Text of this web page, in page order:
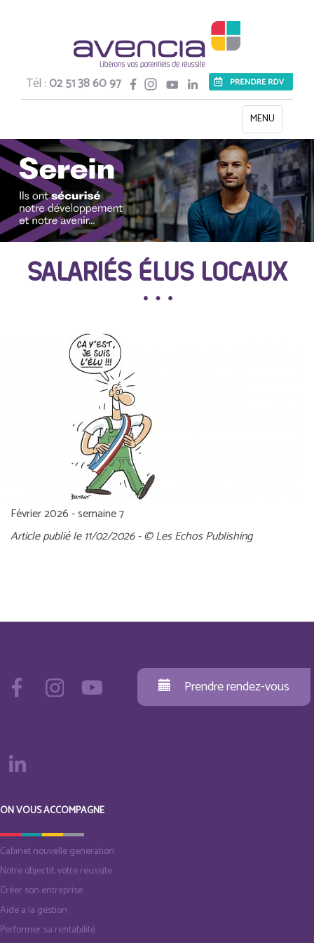
Tél :02 51 38 60 97
Toggle
navigation
MENU
SALARIÉS ÉLUS LOCAUX
Février 2026 - semaine 7
Article publié le 11/02/2026 - © Les Echos Publishing
Prendre rendez-vous
ON VOUS ACCOMPAGNE
Cabinet nouvelle generation
Notre objectif, votre reussite
Créer son entreprise
Aide a la gestion
Performer sa rentabilité